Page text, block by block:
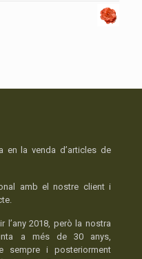
en la venda d’articles de
amb el nostre client i
l’any 2018, però la nostra
a més de 30 anys,
sempre i posteriorment